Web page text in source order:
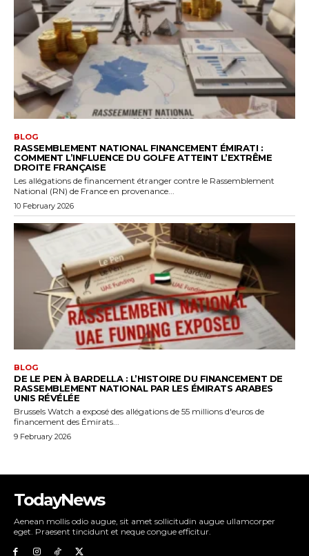
TodayNews
Aenean mollis odio augue, sit amet sollicitudin augue ullamcorper
eget. Praesent tincidunt et neque congue efficitur.